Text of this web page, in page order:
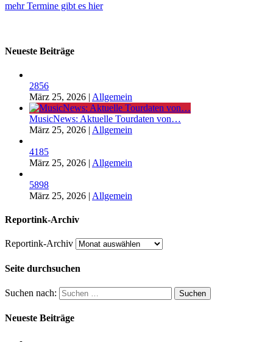
mehr Termine gibt es hier
Neueste Beiträge
2856
März 25, 2026 | Allgemein
MusicNews: Aktuelle Tourdaten von…
März 25, 2026 | Allgemein
4185
März 25, 2026 | Allgemein
5898
März 25, 2026 | Allgemein
Reportink-Archiv
Reportink-Archiv
Seite durchsuchen
Suchen nach:
Neueste Beiträge